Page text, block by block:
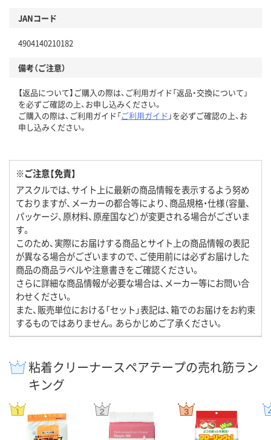
JANコード
4904140210182
備考（ご注意）
【返品について】ご購入の際は、ご利用ガイド「返品・交換について」
を必ずご確認の上、お申し込みください。
ご購入の際は、ご利用ガイド「ご利用ガイド 」を必ずご確認の上、お
申し込みください。
※ご注意【免責】
アスクルでは、サイト上に最新の商品情報を表示するよう努め
ておりますが、メーカーの都合等により、商品規格・仕様（容量、
パッケージ、原材料、原産国など）が変更される場合がございま
す。
このため、実際にお届けする商品とサイト上の商品情報の表記
が異なる場合がございますので、ご使用前には必ずお届けした
商品の商品ラベルや注意書きをご確認ください。
さらに詳細な商品情報が必要な場合は、メーカー等にお問い合
わせください。
また、販売単位における「セット」表記は、箱でのお届けをお約束
するものではありません。あらかじめご了承ください。
粘着クリーナースペアテープの売れ筋ラン
キング